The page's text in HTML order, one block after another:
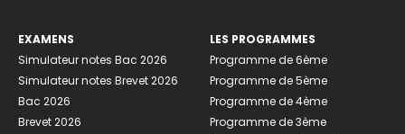
EXAMENS
Simulateur notes Bac 2026
Simulateur notes Brevet 2026
Bac 2026
Brevet 2026
LES PROGRAMMES
Programme de 6ème
Programme de 5ème
Programme de 4ème
Programme de 3ème